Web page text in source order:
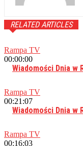
RELATED ARTICLES
Rampa TV
00:00:00
Wiadomości Dnia w
Rampa TV
00:21:07
Wiadomości Dnia w
Rampa TV
00:16:03